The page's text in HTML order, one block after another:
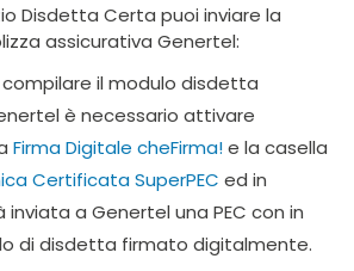
Disdetta Certa puoi inviare la
assicurativa Genertel:
compilare il modulo disdetta
è necessario attivare
Firma Digitale cheFirma!e la casella
Certificata SuperPEC ed in
a Genertel una PEC con in
di disdetta firmato digitalmente.